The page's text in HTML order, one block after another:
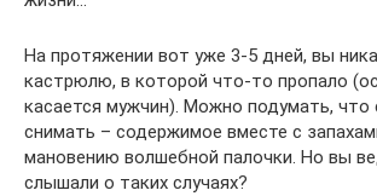
На протяжении вот уже 3-5 дней, вы
кастрюлю, в которой что-то пропало
касается мужчин). Можно подумать, что
снимать – содержимое вместе с
мановению волшебной палочки. Но вы
слышали о таких случаях?